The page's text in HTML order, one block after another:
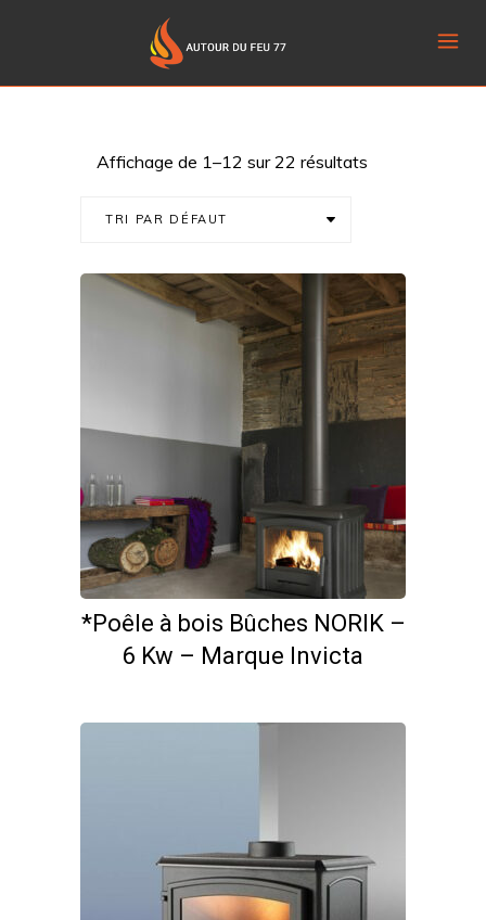
Affichage de 1–12 sur 22 résultats
TRI PAR DÉFAUT
*Poêle à bois Bûches NORIK –
6 Kw – Marque Invicta